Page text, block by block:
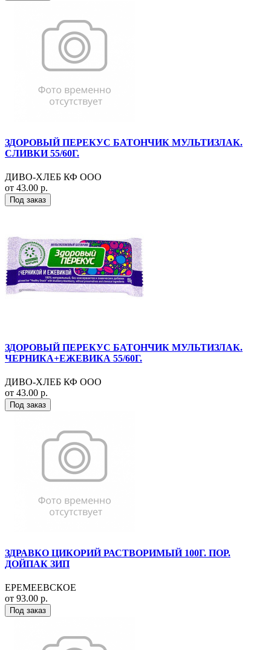
ЗДОРОВЫЙ ПЕРЕКУС БАТОНЧИК МУЛЬТИЗЛАК.
СЛИВКИ 55/60Г.
ДИВО-ХЛЕБ КФ ООО
от 43.00 р.
Под заказ
ЗДОРОВЫЙ ПЕРЕКУС БАТОНЧИК МУЛЬТИЗЛАК.
ЧЕРНИКА+ЕЖЕВИКА 55/60Г.
ДИВО-ХЛЕБ КФ ООО
от 43.00 р.
Под заказ
ЗДРАВКО ЦИКОРИЙ РАСТВОРИМЫЙ 100Г. ПОР.
ДОЙПАК ЗИП
ЕРЕМЕЕВСКОЕ
от 93.00 р.
Под заказ